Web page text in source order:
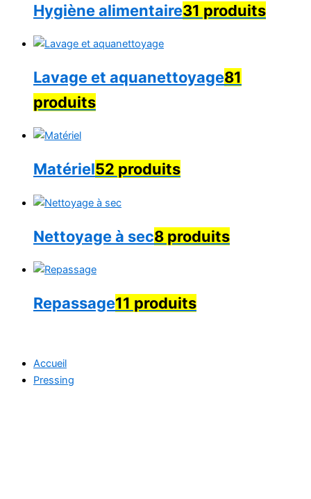
Hygiène alimentaire31 produits
Lavage et aquanettoyage81
produits
Matériel52 produits
Nettoyage à sec8 produits
Repassage11 produits
Accueil
Pressing